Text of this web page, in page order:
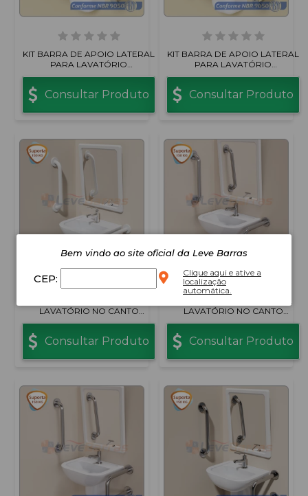
KIT BARRA DE APOIO LATERAL
PARA LAVATÓRIO
Consultar Produto
KIT BARRA DE APOIO LATERAL
PARA LAVATÓRIO
Consultar Produto
LAVATÓRIO NO CANTO
Consultar Produto
LAVATÓRIO NO CANTO
Consultar Produto
Bem vindo ao site oficial da Leve Barras
CEP:
Clique aqui e ative a
localização
automática.